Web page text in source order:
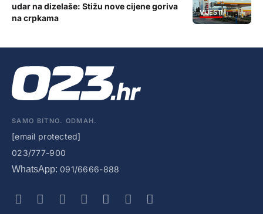
VIJESTI
udar na dizelaše: Stižu nove cijene goriva
na crpkama
SAMO BITNO. ODMAH.
[email protected]
023/777-900
WhatsApp: 091/6666-888